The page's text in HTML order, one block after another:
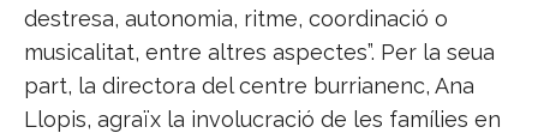
destresa, autonomia, ritme, coordinació o
musicalitat, entre altres aspectes”. Per la seua
part, la directora del centre burrianenc, Ana
Llopis, agraïx la involucració de les famílies en